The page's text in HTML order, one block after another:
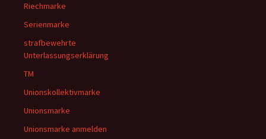
Riechmarke
Serienmarke
strafbewehrte
Unterlassungserklärung
TM
Unionskollektivmarke
Unionsmarke
Unionsmarke anmelden